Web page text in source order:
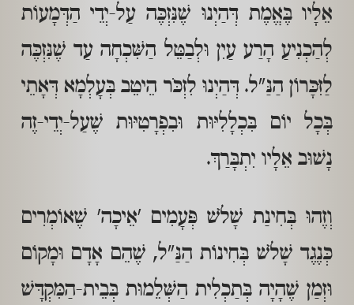
אֵלָיו בֶּאֱמֶת דְּהַיְנוּ שֶׁנִּזְכֶּה עַל-יְדֵי הַדְּמָעוֹת
לְהַכְנִיעַ הָרַע עַיִן וּלְבַטֵּל הַשִּׁכְחָה עַד שֶׁנִּזְכֶּה
לַזִּכָּרוֹן הַנַּ"ל. דְּהַיְנוּ לִזְכֹּר הֵיטֵב בְּעָלְמָא דְּאָתֵי
בְּכָל יוֹם בִּכְלָלִיּוּת וּבִפְרָטִיּוּת שֶׁעַל-יְדֵי-זֶה
נָשׁוּב אֵלָיו יִתְבָּרַךְ.
וְזֶהוּ בְּחִינַת שָׁלֹשׁ פְּעָמִים 'אֵיכָה' שֶׁאוֹמְרִים
כְּנֶגֶד שָׁלֹשׁ בְּחִינוֹת הַנַּ"ל, שֶׁהֵם אָדָם וּמָקוֹם
וּזְמַן שֶׁהָיָה בְּתַכְלִית הַשְּׁלֵמוּת בְּבֵית-הַמִּקְדָּשׁ